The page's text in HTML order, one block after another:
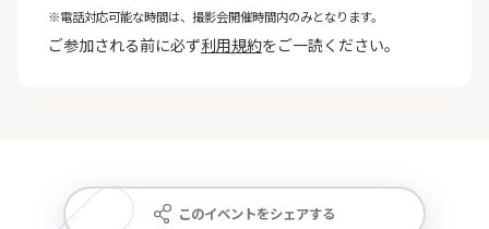
※電話対応可能な時間は、撮影会開催時間内のみとなります。
ご参加される前に必ず利用規約をご一読ください。
このイベントをシェアする